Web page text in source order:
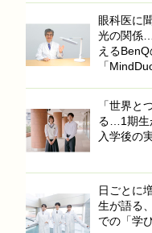
眼科医に
光の関係
える
「
「世界と
る…1期生
入学後の
日ごとに
生が語る
での「学